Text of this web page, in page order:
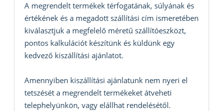
A megrendelt termékek térfogatának, súlyának és
értékének és a megadott szállítási cím ismeretében
kiválasztjuk a megfelelő méretű szállítóeszközt,
pontos kalkulációt készítünk és küldünk egy
kedvező kiszállítási ajánlatot.
Amennyiben kiszállítási ajánlatunk nem nyeri el
tetszését a megrendelt termékeket átveheti
telephelyünkön, vagy elállhat rendelésétől.